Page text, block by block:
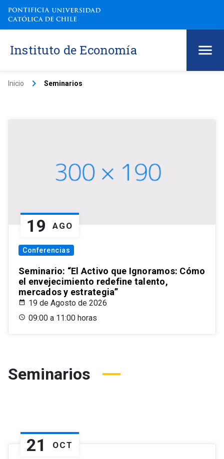
Instituto de Economía
Inicio keyboard_arrow_right Seminarios
19 AGO
Conferencias
Seminario: “El Activo que Ignoramos: Cómo
el envejecimiento redefine talento,
mercados y estrategia”
19 de Agosto de 2026
09:00 a 11:00 horas
Seminarios
21 OCT